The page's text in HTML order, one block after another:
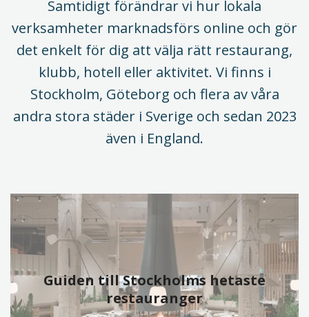
Samtidigt förändrar vi hur lokala
verksamheter marknadsförs online och gör
det enkelt för dig att välja rätt restaurang,
klubb, hotell eller aktivitet. Vi finns i
Stockholm, Göteborg och flera av våra
andra stora städer i Sverige och sedan 2023
även i England.
Guiden till Stockholms hetaste
restauranger